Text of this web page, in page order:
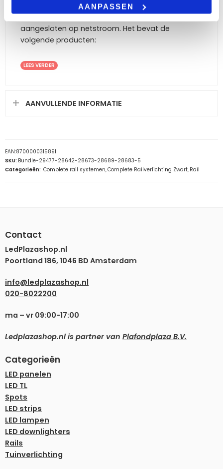
AANPASSEN
behoefte de lichtsterkte kunt aanpassen. Dit
product wordt gemonteerd op het plafond en
aangesloten op netstroom. Het bevat de
volgende producten:
LEES VERDER
AANVULLENDE INFORMATIE
EAN:8700000315891
SKU: Bundle-29477-28642-28673-28689-28683-5
Categorieën: Complete rail systemen,Complete Railverlichting Zwart, Rail
Contact
LedPlazashop.nl
Poortland 186, 1046 BD Amsterdam
info@ledplazashop.nl
020-8022200
ma – vr 09:00-17:00
Ledplazashop.nl is partner van Plafondplaza B.V.
Categorieën
LED panelen
LED TL
Spots
LED strips
LED lampen
LED downlighters
Rails
Tuinverlichting